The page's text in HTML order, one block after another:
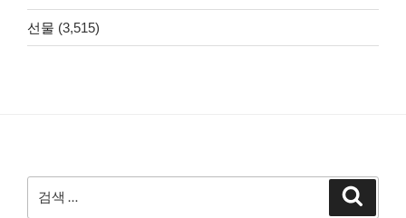
선물 (3,515)
색: